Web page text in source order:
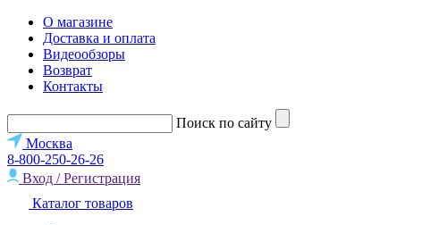
О магазине
Доставка и оплата
Видеообзоры
Возврат
Контакты
Поиск по сайту
Москва
8-800-250-26-26
Вход / Регистрация
Каталог товаров